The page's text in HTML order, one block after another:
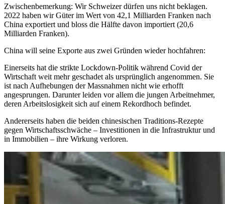
Zwischenbemerkung: Wir Schweizer dürfen uns nicht beklagen.
2022 haben wir Güter im Wert von 42,1 Milliarden Franken nach
China exportiert und bloss die Hälfte davon importiert (20,6
Milliarden Franken).
China will seine Exporte aus zwei Gründen wieder hochfahren:
Einerseits hat die strikte Lockdown-Politik während Covid der
Wirtschaft weit mehr geschadet als ursprünglich angenommen. Sie
ist nach Aufhebungen der Massnahmen nicht wie erhofft
angesprungen. Darunter leiden vor allem die jungen Arbeitnehmer,
deren Arbeitslosigkeit sich auf einem Rekordhoch befindet.
Andererseits haben die beiden chinesischen Traditions-Rezepte
gegen Wirtschaftsschwäche – Investitionen in die Infrastruktur und
in Immobilien – ihre Wirkung verloren.